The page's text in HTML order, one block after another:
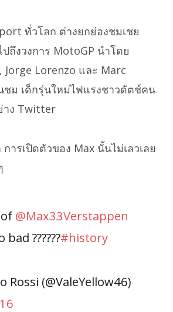
ทั่วโลก ต่างยกย่องชมเชย
ถึงวงการ MotoGP นำโดย
Jorge Lorenzo และ Marc
ม เด็กรุ่นใหม่ไฟแรงชาวดัตช์คน
าง Twitter
การเปิดตัวของ Max นั้นไม่เลวเลย
@Max33Verstappen
??????#history
(@ValeYellow46)